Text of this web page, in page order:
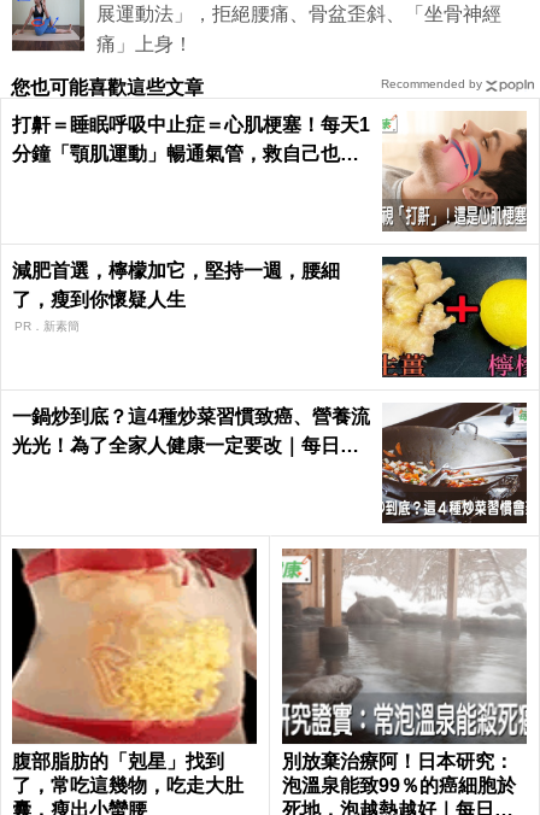
展運動法」，拒絕腰痛、骨盆歪斜、「坐骨神經
痛」上身！
您也可能喜歡這些文章
打鼾＝睡眠呼吸中止症＝心肌梗塞！每天1
分鐘「顎肌運動」暢通氣管，救自己也救
減肥首選，檸檬加它，堅持一週，腰細
了，瘦到你懷疑人生
PR．新素簡
一鍋炒到底？這4種炒菜習慣致癌、營養流
光光！為了全家人健康一定要改｜每日健
腹部脂肪的「剋星」找到
了，常吃這幾物，吃走大肚
囊，瘦出小蠻腰
別放棄治療阿！日本研究：
泡溫泉能致99％的癌細胞於
死地，泡越熱越好｜每日健
Recommended by